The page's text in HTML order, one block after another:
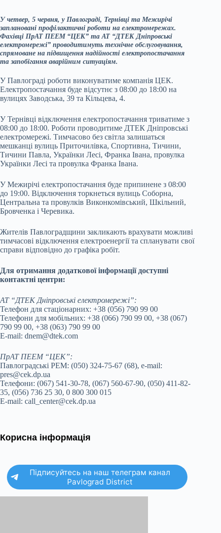
У четвер, 5 червня, у Павлограді, Тернівці та Межирічі
заплановані профілактичні роботи на електромережах.
Фахівці ПрАТ ПЕЕМ “ЦЕК” та АТ “ДТЕК Дніпровські
електромережі” проводитимуть технічне обслуговування,
спрямоване на підвищення надійності електропостачання
та запобігання аварійним ситуаціям.
У Павлограді роботи виконуватиме компанія ЦЕК.
Електропостачання буде відсутнє з 08:00 до 18:00 на
вулицях Заводська, 39 та Кільцева, 4.
У Тернівці відключення електропостачання триватиме з
08:00 до 18:00. Роботи проводитиме ДТЕК Дніпровські
електромережі. Тимчасово без світла залишаться
мешканці вулиць Приточилівка, Спортивна, Тичини,
Тичини Павла, Українки Лесі, Франка Івана, провулка
Українки Лесі та провулка Франка Івана.
У Межирічі електропостачання буде припинене з 08:00
до 19:00. Відключення торкнеться вулиць Соборна,
Центральна та провулків Виконкомівський, Шкільний,
Бровченка і Черевика.
Жителів Павлоградщини закликають врахувати можливі
тимчасові відключення електроенергії та спланувати свої
справи відповідно до графіка робіт.
Для отримання додаткової інформації доступні
контактні центри:
АТ “ДТЕК Дніпровські електромережі”:
Телефон для стаціонарних: +38 (056) 790 99 00
Телефони для мобільних: +38 (066) 790 99 00, +38 (067)
790 99 00, +38 (063) 790 99 00
E-mail: dnem@dtek.com
ПрАТ ПЕЕМ “ЦЕК”:
Павлоградські РЕМ: (050) 324-75-67 (68), e-mail:
pres@cek.dp.ua
Телефони: (067) 541-30-78, (067) 560-67-90, (050) 411-82-
35, (056) 736 25 30, 0 800 300 015
E-mail: call_center@cek.dp.ua
Корисна інформація
Підписуйтесь на наш телеграм канал
Pavlograd District